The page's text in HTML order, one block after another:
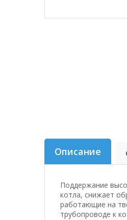
Описание
Поддержание
котла, снижает
работающие на
трубопроводе к